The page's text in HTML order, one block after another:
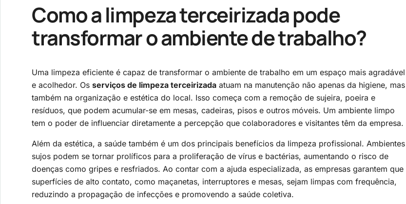
Como a limpeza terceirizada pode
transformar o ambiente de trabalho?
Uma limpeza eficiente é capaz de transformar o ambiente de trabalho em um espaço mais agradável
e acolhedor. Os serviços de limpeza terceirizada atuam na manutenção não apenas da higiene, mas
também na organização e estética do local. Isso começa com a remoção de sujeira, poeira e
resíduos, que podem acumular-se em mesas, cadeiras, pisos e outros móveis. Um ambiente limpo
tem o poder de influenciar diretamente a percepção que colaboradores e visitantes têm da empresa.
Além da estética, a saúde também é um dos principais benefícios da limpeza profissional. Ambientes
sujos podem se tornar prolíficos para a proliferação de vírus e bactérias, aumentando o risco de
doenças como gripes e resfriados. Ao contar com a ajuda especializada, as empresas garantem que
superfícies de alto contato, como maçanetas, interruptores e mesas, sejam limpas com frequência,
reduzindo a propagação de infecções e promovendo a saúde coletiva.